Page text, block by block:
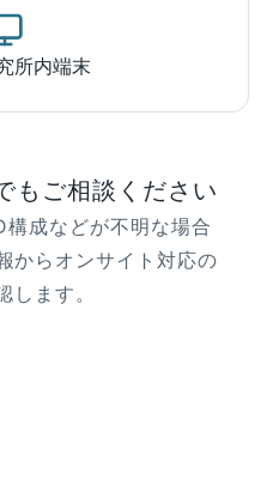
所内端末
もご相談ください
構成などが不明な場合
からオンサイト対応の
します。